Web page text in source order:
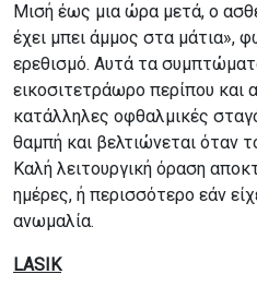
Μισή έως μια ώρα μετά, ο
έχει μπει άμμος στα μάτια»,
ερεθισμό. Αυτά τα
εικοσιτετράωρο περίπου και
κατάλληλες οφθαλμικές
θαμπή και βελτιώνεται όταν
Καλή λειτουργική όραση
ημέρες, ή περισσότερο εάν
ανωμαλία.
LASIK